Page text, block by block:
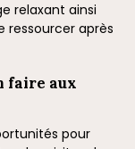
relaxant ainsi
ressourcer après
faire aux
pour